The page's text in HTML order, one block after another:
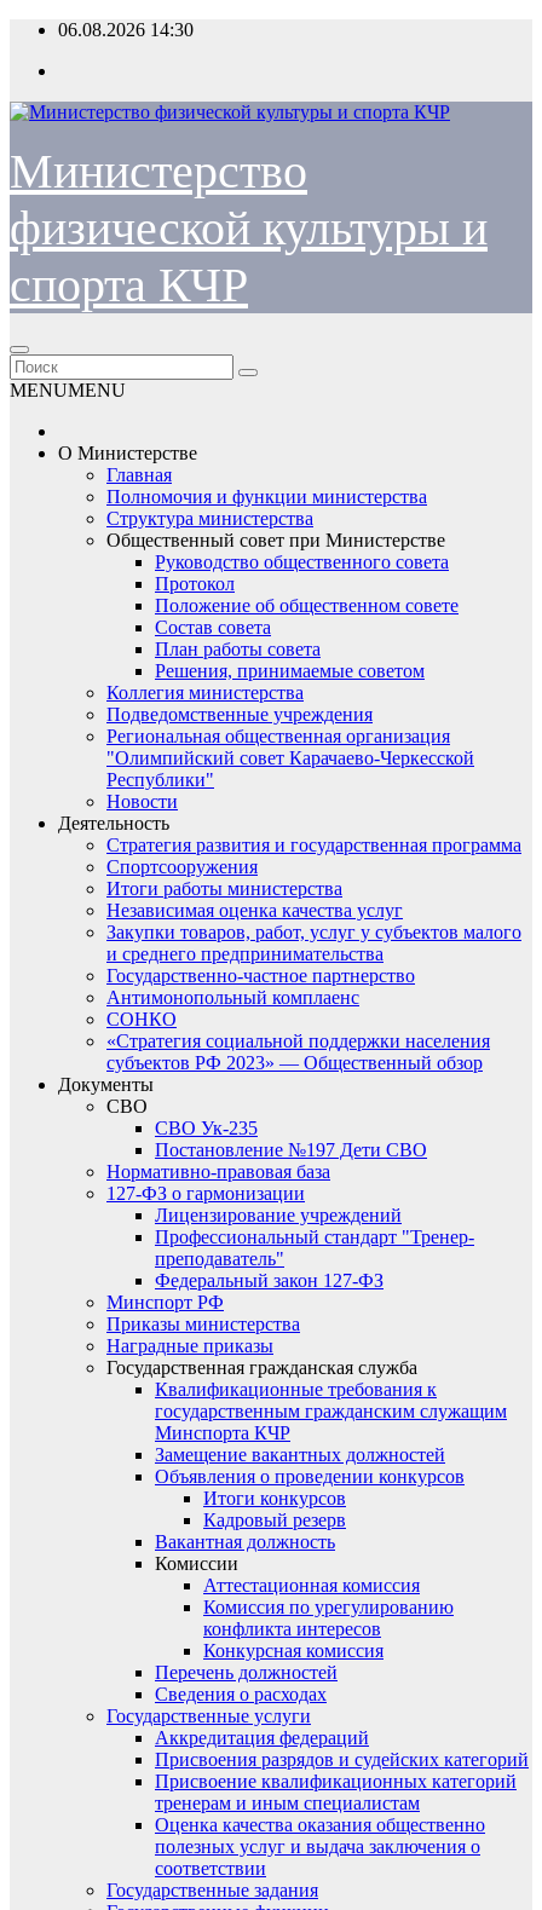
Перейти
содержимому
06.08.2026 14:30
Министерство
физической культуры и
спорта КЧР
MENUMENU
О Министерстве
Главная
Полномочия и функции министерства
Структура министерства
Общественный совет при Министерстве
Руководство общественного совета
Протокол
Положение об общественном совете
Состав совета
План работы совета
Решения, принимаемые советом
Коллегия министерства
Подведомственные учреждения
Региональная общественная организация
"Олимпийский совет Карачаево-Черкесской
Республики"
Новости
Деятельность
Стратегия развития и государственная программа
Спортсооружения
Итоги работы министерства
Независимая оценка качества услуг
Закупки товаров, работ, услуг у субъектов малого
и среднего предпринимательства
Государственно-частное партнерство
Антимонопольный комплаенс
СОНКО
«Стратегия социальной поддержки населения
субъектов РФ 2023» — Общественный обзор
Документы
СВО
СВО Ук-235
Постановление №197 Дети СВО
Нормативно-правовая база
127-ФЗ о гармонизации
Лицензирование учреждений
Профессиональный стандарт "Тренер-
преподаватель"
Федеральный закон 127-ФЗ
Минспорт РФ
Приказы министерства
Наградные приказы
Государственная гражданская служба
Квалификационные требования к
государственным гражданским служащим
Минспорта КЧР
Замещение вакантных должностей
Объявления о проведении конкурсов
Итоги конкурсов
Кадровый резерв
Вакантная должность
Комиссии
Аттестационная комиссия
Комиссия по урегулированию
конфликта интересов
Конкурсная комиссия
Перечень должностей
Сведения о расходах
Государственные услуги
Аккредитация федераций
Присвоения разрядов и судейских категорий
Присвоение квалификационных категорий
тренерам и иным специалистам
Оценка качества оказания общественно
полезных услуг и выдача заключения о
соответствии
Государственные задания